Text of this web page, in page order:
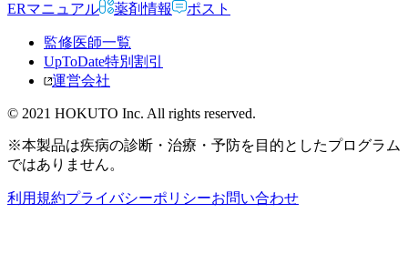
ERマニュアル
薬剤情報 ポスト
監修医師一覧
UpToDate特別割引
運営会社
© 2021 HOKUTO Inc. All rights reserved.
※本製品は疾病の診断・治療・予防を目的としたプログラム
ではありません。
利用規約プライバシーポリシーお問い合わせ